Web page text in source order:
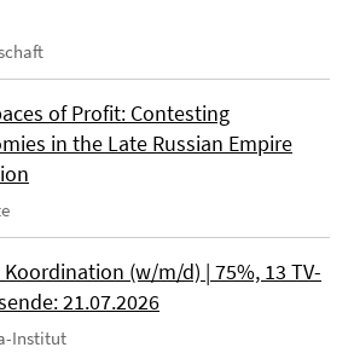
of Profit: Contesting
in the Late Russian Empire
(w/m/d) | 75%, 13 TV-
21.07.2026
Institut